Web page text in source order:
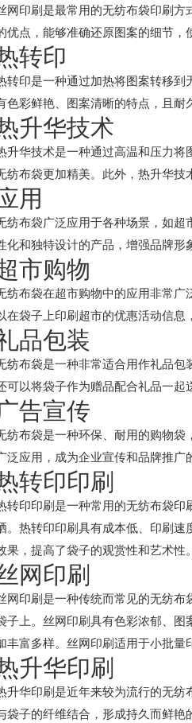
网印刷是最常用的无纺布袋印刷
优点，能够准确还原图案的细节，
转印
转印是一种通过加热将图案转移
色彩鲜艳、图案清晰的特点，且耐
升华技术
升华技术是一种通过高温和压力
纺布袋更加精美。此外，热升华技
用
纺布袋广泛应用于各种场景，如
化和独特设计的产品，增强品牌形
市购物
纺布袋在超市购物中的应用非常
在袋子上印刷超市的优惠活动信息
品包装
纺布袋是一种非常适合用作礼品包
可以将袋子作为赠品配合礼品一起
告宣传
纺布袋是一种环保、耐用的购物
泛应用，成为企业宣传和品牌推广
转印印刷
转印印刷是一种常用的无纺布袋
。热转印印刷具有成本低、印刷速
果，提高了袋子的观赏性和艺术性。
网印刷
网印刷是一种传统而常见的无纺布
子上。丝网印刷具有色彩浓郁、
丰富多样。丝网印刷适用于小批量
升华印刷
升华印刷是近年来较为流行的无
袋子的纤维结合，形成持久而鲜